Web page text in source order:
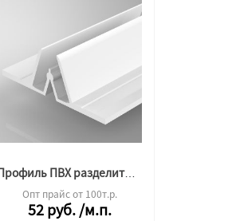
Профиль ПВХ разделительный 2.5м.п.
Опт прайс от 100т.р.
52 руб. /м.п.